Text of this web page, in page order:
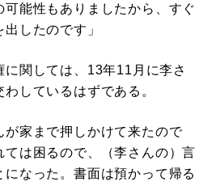
可能性もありましたから、すぐ
したのです」
関しては、13年11月に李さ
しているはずである。
が家まで押しかけて来たので
は困るので、（李さんの）言
なった。書面は預かって帰る